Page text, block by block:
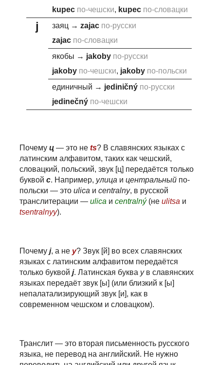
kupec по-чешски, kupec по-словацки
j заяц → zajac по-русски
zajac по-словацки
якобы → jakoby по-русски
jakoby по-чешски, jakoby по-польски
единичный → jediničný по-русски
jedinečný по-чешски
Почему ц — это не ts? В славянских языках с
латинским алфавитом, таких как чешский,
словацкий, польский, звук [ц] передаётся только
буквой c. Например, улица и центральный по-
польски — это ulica и centralny, в русской
транслитерации — ulica и centralný(не ulitsa и
tsentralnyy).
Почему j, а не y? Звук [й] во всех славянских
языках с латинским алфавитом передаётся
только буквой j. Латинская буква yв славянских
языках передаёт звук [ы] (или близкий к [ы]
непалатализирующий звук [и], как в
современном чешском и словацком).
Транслит — это вторая письменность русского
языка, не перевод на английский. Не нужно